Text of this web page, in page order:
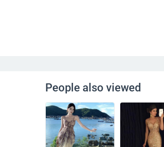
People also viewed